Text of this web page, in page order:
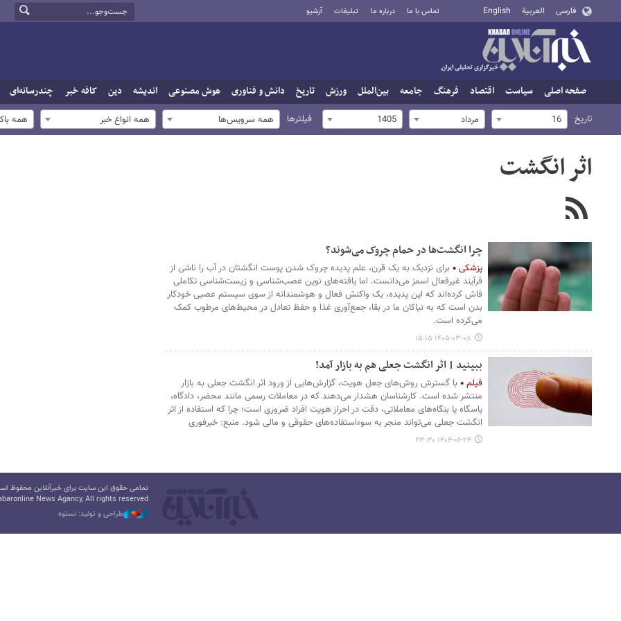
فارسی العربية English تماس با ما درباره ما تبلیغات آرشیو
صفحه اصلی سیاست اقتصاد فرهنگ جامعه بین‌الملل ورزش تاریخ دانش و فناوری هوش مصنوعی اندیشه دین کافه خبر چندرسانه‌ای
تاریخ 16 مرداد 1405 فیلترها همه سرویس‌ها همه انواع خبر همه
اثر انگشت
چرا انگشت‌ها در حمام چروک می‌شوند؟
پزشکی
برای نزدیک به یک قرن، علم پدیده چروک شدن پوست انگشتان در آب را ناشی از
فرآیند غیرفعال اسمز می‌دانست. اما یافته‌های نوین عصب‌شناسی و زیست‌شناسی تکاملی
فاش کرده‌اند که این پدیده، یک واکنش فعال و هوشمندانه از سوی سیستم عصبی خودکار
بدن است که به نیاکان ما در بقا، جمع‌آوری غذا و حفظ تعادل در محیط‌های مرطوب کمک
می‌کرده است.
۱۴۰۵-۰۳-۰۸ ۱۵:۱۵
ببینید | اثر انگشت جعلی هم به بازار آمد!
فیلم
با گسترش روش‌های جعل هویت، گزارش‌هایی از ورود اثر انگشت جعلی به بازار
منتشر شده است. کارشناسان هشدار می‌دهند که در معاملات رسمی مانند محضر، دادگاه،
پاسگاه یا بنگاه‌های معاملاتی، دقت در احراز هویت افراد ضروری است؛ چرا که استفاده از اثر
انگشت جعلی می‌تواند منجر به سوءاستفاده‌های حقوقی و مالی شود. منبع: خبرفوری
۱۴۰۴-۰۶-۲۴ ۲۳:۳۰
تمامی حقوق این سایت برای خبرآنلاین محفوظ
News Agancy, All rights reserved
طراحی و تولید: نستوه